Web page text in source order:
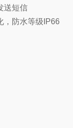
送短信
防水等级IP66